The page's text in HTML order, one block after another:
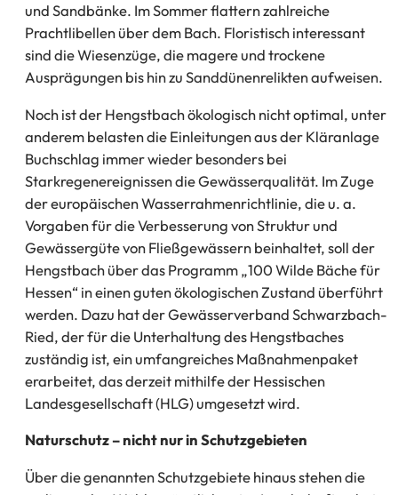
und Sandbänke. Im Sommer flattern zahlreiche
Prachtlibellen über dem Bach. Floristisch interessant
sind die Wiesenzüge, die magere und trockene
Ausprägungen bis hin zu Sanddünenrelikten aufweisen.
Noch ist der Hengstbach ökologisch nicht optimal, unter
anderem belasten die Einleitungen aus der Kläranlage
Buchschlag immer wieder besonders bei
Starkregenereignissen die Gewässerqualität. Im Zuge
der europäischen Wasserrahmenrichtlinie, die u. a.
Vorgaben für die Verbesserung von Struktur und
Gewässergüte von Fließgewässern beinhaltet, soll der
Hengstbach über das Programm „100 Wilde Bäche für
Hessen“ in einen guten ökologischen Zustand überführt
werden. Dazu hat der Gewässerverband Schwarzbach-
Ried, der für die Unterhaltung des Hengstbaches
zuständig ist, ein umfangreiches Maßnahmenpaket
erarbeitet, das derzeit mithilfe der Hessischen
Landesgesellschaft (HLG) umgesetzt wird.
Naturschutz – nicht nur in Schutzgebieten
Über die genannten Schutzgebiete hinaus stehen die